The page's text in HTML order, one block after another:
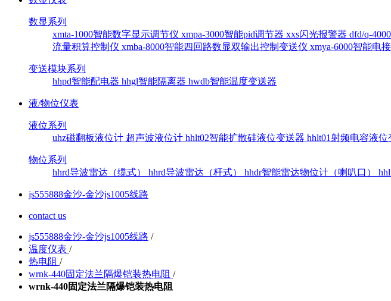
数显系列
xmta-1000智能数字显示调节仪 xmpa-3000智能pid调节器 xxs闪光报警器 dfd/q-
流量积算控制仪 xmba-8000智能四回路数显双输出控制变送仪 xmya-6000智能电
变送模块系列
hhpd智能配电器 hhgl智能隔离器 hwdb智能温度变送器
液/物位仪表
液位系列
uhz磁翻板液位计 超声波液位计 hhlt02智能扩散硅液位变送器 hhlt01射频电容液位
物位系列
hhrd导波雷达（缆式） hhrd导波雷达（杆式） hhdr智能雷达物位计（喇叭口）
js555888金沙-金沙js1005线路
contact us
js555888金沙-金沙js1005线路 /
温度仪表 /
热电阻 /
wrnk-440固定法兰隔爆铠装热电阻 /
wrnk-440固定法兰隔爆铠装热电阻